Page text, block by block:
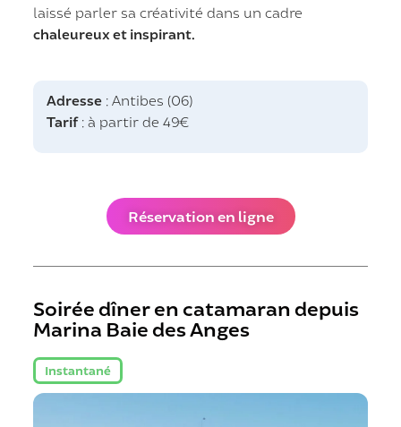
laissé parler sa créativité dans un cadre
chaleureux et inspirant.
Adresse : Antibes (06)
Tarif: à partir de 49€
Réservation en ligne
Soirée dîner en catamaran depuis
Marina Baie des Anges
Instantané